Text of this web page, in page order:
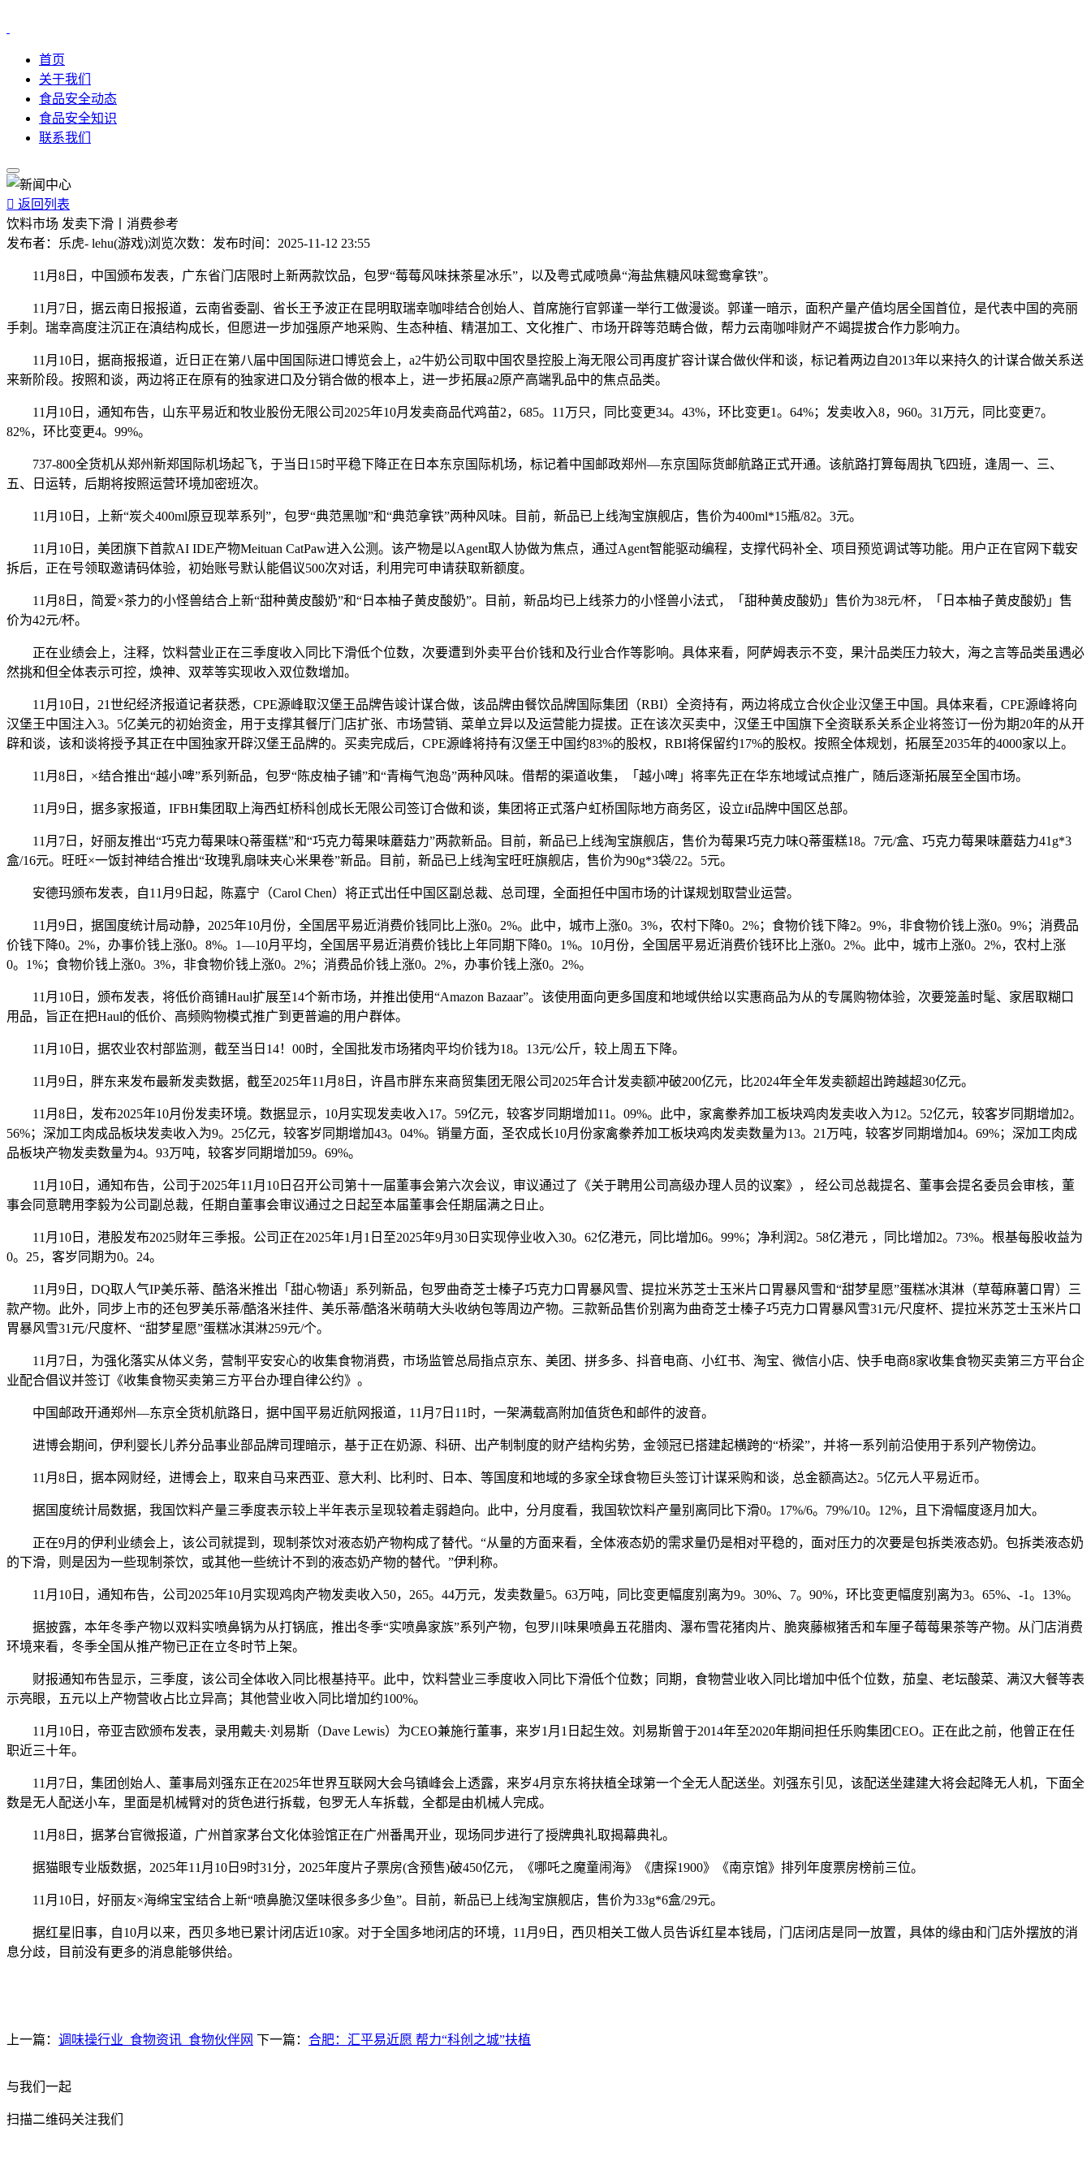
首页
关于我们
食品安全动态
食品安全知识
联系我们
 返回列表
饮料市场 发卖下滑丨消费参考
发布者： 乐虎- lehu(游戏)浏览次数： 发布时间： 2025-11-12 23:55
11月8日，中国颁布发表，广东省门店限时上新两款饮品，包罗“莓莓风味抹茶星冰乐”，以及粤式咸喷鼻“海盐焦糖风味鸳鸯拿铁”。
11月7日，据云南日报报道，云南省委副、省长王予波正在昆明取瑞幸咖啡结合创始人、首席施行官郭谨一举行工做漫谈。郭谨一暗示，面积产量产值均居全国首位，是代表中国的亮丽
手刺。瑞幸高度注沉正在滇结构成长，但愿进一步加强原产地采购、生态种植、精湛加工、文化推广、市场开辟等范畴合做，帮力云南咖啡财产不竭提拔合作力影响力。
11月10日，据商报报道，近日正在第八届中国国际进口博览会上，a2牛奶公司取中国农垦控股上海无限公司再度扩容计谋合做伙伴和谈，标记着两边自2013年以来持久的计谋合做关系送
来新阶段。按照和谈，两边将正在原有的独家进口及分销合做的根本上，进一步拓展a2原产高端乳品中的焦点品类。
11月10日，通知布告，山东平易近和牧业股份无限公司2025年10月发卖商品代鸡苗2，685。11万只，同比变更34。43%，环比变更1。64%；发卖收入8，960。31万元，同比变更7。
82%，环比变更4。99%。
737-800全货机从郑州新郑国际机场起飞，于当日15时平稳下降正在日本东京国际机场，标记着中国邮政郑州—东京国际货邮航路正式开通。该航路打算每周执飞四班，逢周一、三、
五、日运转，后期将按照运营环境加密班次。
11月10日，上新“炭仌400ml原豆现萃系列”，包罗“典范黑咖”和“典范拿铁”两种风味。目前，新品已上线淘宝旗舰店，售价为400ml*15瓶/82。3元。
11月10日，美团旗下首款AI IDE产物Meituan CatPaw进入公测。该产物是以Agent取人协做为焦点，通过Agent智能驱动编程，支撑代码补全、项目预览调试等功能。用户正在官网下载安
拆后，正在号领取邀请码体验，初始账号默认能倡议500次对话，利用完可申请获取新额度。
11月8日，简爱×茶力的小怪兽结合上新“甜种黄皮酸奶”和“日本柚子黄皮酸奶”。目前，新品均已上线茶力的小怪兽小法式，「甜种黄皮酸奶」售价为38元/杯，「日本柚子黄皮酸奶」售
价为42元/杯。
正在业绩会上，注释，饮料营业正在三季度收入同比下滑低个位数，次要遭到外卖平台价钱和及行业合作等影响。具体来看，阿萨姆表示不变，果汁品类压力较大，海之言等品类虽遇必
然挑和但全体表示可控，焕神、双萃等实现收入双位数增加。
11月10日，21世纪经济报道记者获悉，CPE源峰取汉堡王品牌告竣计谋合做，该品牌由餐饮品牌国际集团（RBI）全资持有，两边将成立合伙企业汉堡王中国。具体来看，CPE源峰将向
汉堡王中国注入3。5亿美元的初始资金，用于支撑其餐厅门店扩张、市场营销、菜单立异以及运营能力提拔。正在该次买卖中，汉堡王中国旗下全资联系关系企业将签订一份为期20年的从开
辟和谈，该和谈将授予其正在中国独家开辟汉堡王品牌的。买卖完成后，CPE源峰将持有汉堡王中国约83%的股权，RBI将保留约17%的股权。按照全体规划，拓展至2035年的4000家以上。
11月8日，×结合推出“越小啤”系列新品，包罗“陈皮柚子铺”和“青梅气泡岛”两种风味。借帮的渠道收集，「越小啤」将率先正在华东地域试点推广，随后逐渐拓展至全国市场。
11月9日，据多家报道，IFBH集团取上海西虹桥科创成长无限公司签订合做和谈，集团将正式落户虹桥国际地方商务区，设立if品牌中国区总部。
11月7日，好丽友推出“巧克力莓果味Q蒂蛋糕”和“巧克力莓果味蘑菇力”两款新品。目前，新品已上线淘宝旗舰店，售价为莓果巧克力味Q蒂蛋糕18。7元/盒、巧克力莓果味蘑菇力41g*3
盒/16元。旺旺×一饭封神结合推出“玫瑰乳扇味夹心米果卷”新品。目前，新品已上线淘宝旺旺旗舰店，售价为90g*3袋/22。5元。
安德玛颁布发表，自11月9日起，陈嘉宁（Carol Chen）将正式出任中国区副总裁、总司理，全面担任中国市场的计谋规划取营业运营。
11月9日，据国度统计局动静，2025年10月份，全国居平易近消费价钱同比上涨0。2%。此中，城市上涨0。3%，农村下降0。2%；食物价钱下降2。9%，非食物价钱上涨0。9%；消费品
价钱下降0。2%，办事价钱上涨0。8%。1—10月平均，全国居平易近消费价钱比上年同期下降0。1%。10月份，全国居平易近消费价钱环比上涨0。2%。此中，城市上涨0。2%，农村上涨
0。1%；食物价钱上涨0。3%，非食物价钱上涨0。2%；消费品价钱上涨0。2%，办事价钱上涨0。2%。
11月10日，颁布发表，将低价商铺Haul扩展至14个新市场，并推出使用“Amazon Bazaar”。该使用面向更多国度和地域供给以实惠商品为从的专属购物体验，次要笼盖时髦、家居取糊口
用品，旨正在把Haul的低价、高频购物模式推广到更普遍的用户群体。
11月10日，据农业农村部监测，截至当日14！00时，全国批发市场猪肉平均价钱为18。13元/公斤，较上周五下降。
11月9日，胖东来发布最新发卖数据，截至2025年11月8日，许昌市胖东来商贸集团无限公司2025年合计发卖额冲破200亿元，比2024年全年发卖额超出跨越超30亿元。
11月8日，发布2025年10月份发卖环境。数据显示，10月实现发卖收入17。59亿元，较客岁同期增加11。09%。此中，家禽豢养加工板块鸡肉发卖收入为12。52亿元，较客岁同期增加2。
56%；深加工肉成品板块发卖收入为9。25亿元，较客岁同期增加43。04%。销量方面，圣农成长10月份家禽豢养加工板块鸡肉发卖数量为13。21万吨，较客岁同期增加4。69%；深加工肉成
品板块产物发卖数量为4。93万吨，较客岁同期增加59。69%。
11月10日，通知布告，公司于2025年11月10日召开公司第十一届董事会第六次会议，审议通过了《关于聘用公司高级办理人员的议案》， 经公司总裁提名、董事会提名委员会审核，董
事会同意聘用李毅为公司副总裁，任期自董事会审议通过之日起至本届董事会任期届满之日止。
11月10日，港股发布2025财年三季报。公司正在2025年1月1日至2025年9月30日实现停业收入30。62亿港元，同比增加6。99%；净利润2。58亿港元 ，同比增加2。73%。根基每股收益为
0。25，客岁同期为0。24。
11月9日，DQ取人气IP美乐蒂、酷洛米推出「甜心物语」系列新品，包罗曲奇芝士榛子巧克力口胃暴风雪、提拉米苏芝士玉米片口胃暴风雪和“甜梦星愿”蛋糕冰淇淋（草莓麻薯口胃）三
款产物。此外，同步上市的还包罗美乐蒂/酷洛米挂件、美乐蒂/酷洛米萌萌大头收纳包等周边产物。三款新品售价别离为曲奇芝士榛子巧克力口胃暴风雪31元/尺度杯、提拉米苏芝士玉米片口
胃暴风雪31元/尺度杯、“甜梦星愿”蛋糕冰淇淋259元/个。
11月7日，为强化落实从体义务，营制平安安心的收集食物消费，市场监管总局指点京东、美团、拼多多、抖音电商、小红书、淘宝、微信小店、快手电商8家收集食物买卖第三方平台企
业配合倡议并签订《收集食物买卖第三方平台办理自律公约》。
中国邮政开通郑州—东京全货机航路日，据中国平易近航网报道，11月7日11时，一架满载高附加值货色和邮件的波音。
进博会期间，伊利婴长儿养分品事业部品牌司理暗示，基于正在奶源、科研、出产制制度的财产结构劣势，金领冠已搭建起横跨的“桥梁”，并将一系列前沿使用于系列产物傍边。
11月8日，据本网财经，进博会上，取来自马来西亚、意大利、比利时、日本、等国度和地域的多家全球食物巨头签订计谋采购和谈，总金额高达2。5亿元人平易近币。
据国度统计局数据，我国饮料产量三季度表示较上半年表示呈现较着走弱趋向。此中，分月度看，我国软饮料产量别离同比下滑0。17%/6。79%/10。12%，且下滑幅度逐月加大。
正在9月的伊利业绩会上，该公司就提到，现制茶饮对液态奶产物构成了替代。“从量的方面来看，全体液态奶的需求量仍是相对平稳的，面对压力的次要是包拆类液态奶。包拆类液态奶
的下滑，则是因为一些现制茶饮，或其他一些统计不到的液态奶产物的替代。”伊利称。
11月10日，通知布告，公司2025年10月实现鸡肉产物发卖收入50，265。44万元，发卖数量5。63万吨，同比变更幅度别离为9。30%、7。90%，环比变更幅度别离为3。65%、-1。13%。
据披露，本年冬季产物以双料实喷鼻锅为从打锅底，推出冬季“实喷鼻家族”系列产物，包罗川味果喷鼻五花腊肉、瀑布雪花猪肉片、脆爽藤椒猪舌和车厘子莓莓果茶等产物。从门店消费
环境来看，冬季全国从推产物已正在立冬时节上架。
财报通知布告显示，三季度，该公司全体收入同比根基持平。此中，饮料营业三季度收入同比下滑低个位数；同期，食物营业收入同比增加中低个位数，茄皇、老坛酸菜、满汉大餐等表
示亮眼，五元以上产物营收占比立异高；其他营业收入同比增加约100%。
11月10日，帝亚吉欧颁布发表，录用戴夫·刘易斯（Dave Lewis）为CEO兼施行董事，来岁1月1日起生效。刘易斯曾于2014年至2020年期间担任乐购集团CEO。正在此之前，他曾正在任
职近三十年。
11月7日，集团创始人、董事局刘强东正在2025年世界互联网大会乌镇峰会上透露，来岁4月京东将扶植全球第一个全无人配送坐。刘强东引见，该配送坐建建大将会起降无人机，下面全
数是无人配送小车，里面是机械臂对的货色进行拆载，包罗无人车拆载，全都是由机械人完成。
11月8日，据茅台官微报道，广州首家茅台文化体验馆正在广州番禺开业，现场同步进行了授牌典礼取揭幕典礼。
据猫眼专业版数据，2025年11月10日9时31分，2025年度片子票房(含预售)破450亿元，《哪吒之魔童闹海》《唐探1900》《南京馆》排列年度票房榜前三位。
11月10日，好丽友×海绵宝宝结合上新“喷鼻脆汉堡味很多多少鱼”。目前，新品已上线淘宝旗舰店，售价为33g*6盒/29元。
据红星旧事，自10月以来，西贝多地已累计闭店近10家。对于全国多地闭店的环境，11月9日，西贝相关工做人员告诉红星本钱局，门店闭店是同一放置，具体的缘由和门店外摆放的消
息分歧，目前没有更多的消息能够供给。
上一篇： 调味操行业_食物资讯_食物伙伴网 下一篇： 合肥：汇平易近愿 帮力“科创之城”扶植
与我们一起
扫描二维码关注我们